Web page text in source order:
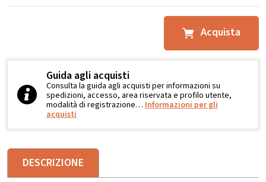
Acquista
Guida agli acquisti
Consulta la guida agli acquisti per informazioni su
spedizioni, accesso, area riservata e profilo utente,
modalità di registrazione… Informazioni per gli
acquisti
DESCRIZIONE